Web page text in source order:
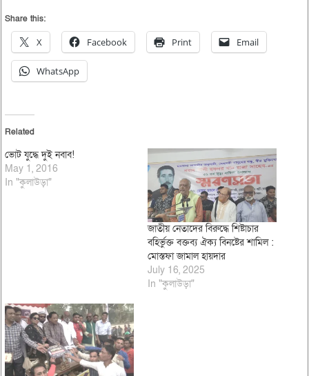
Share this:
X Facebook Print Email
WhatsApp
Related
ভোট যুদ্ধে দুই নবাব!
May 1, 2016
In "কুলাউড়া"
জাতীয় নেতাদের বিরুদ্ধে শিষ্টাচার
বহির্ভুক্ত বক্তব্য ঐক্য বিনষ্টের শামিল :
মোস্তফা জামাল হায়দার
July 16, 2025
In "কুলাউড়া"